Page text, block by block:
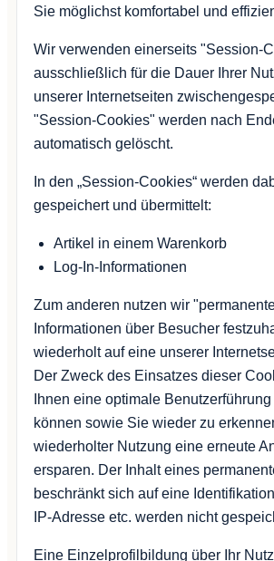
Sie möglichst komfortabel und
Wir verwenden einerseits "Session-
ausschließlich für die Dauer Ihrer
unserer Internetseiten
"Session-Cookies" werden nach
automatisch gelöscht.
In den „Session-Cookies“ werden
gespeichert und übermittelt:
Artikel in einem Warenkorb
Log-In-Informationen
Zum anderen nutzen wir
Informationen über Besucher
wiederholt auf eine unserer
Der Zweck des Einsatzes dieser
Ihnen eine optimale
können sowie Sie wieder zu
wiederholter Nutzung eine erneute
ersparen. Der Inhalt eines
beschränkt sich auf eine
IP-Adresse etc. werden nicht
Eine Einzelprofilbildung über Ihr